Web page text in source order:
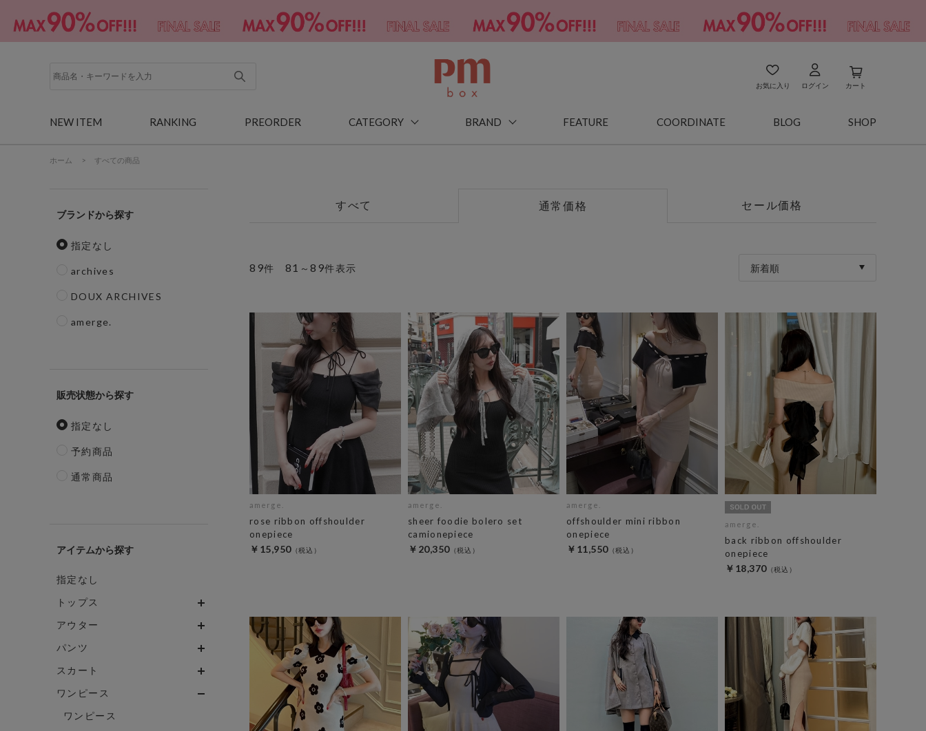
お気に入り ログイン カート
NEW ITEM RANKING PREORDER CATEGORY BRAND FEATURE COORDINATE BLOG SHOP
ホーム > すべての商品
ブランド
指定なし
archives
DOUX ARCHIVES
amerge.
販売状態
指定なし
予約商品
通常商品
アイテム
指定なし
トップス
アウター
パンツ
スカート
ワンピース
ワンピース
すべて 通常価格 セール価格
89件 81 ～89件表示 新着順
amerge.
rose ribbon offshoulder
onepiece
￥15,950
amerge.
sheer foodie bolero set
camionepiece
￥20,350
amerge.
offshoulder mini ribbon
onepiece
￥11,550
amerge.
back ribbon offshoulder
onepiece
￥18,370